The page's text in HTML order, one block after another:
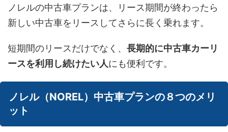
ノレルの中古車プランは、リース期間が終わったら
新しい中古車をリースしてさらに長く乗れます。
短期間のリースだけでなく、 長期的に中古車カーリ
ースを利用し続けたい人にも便利です。
ノレル（NOREL）中古車プランの８つのメリ
ット